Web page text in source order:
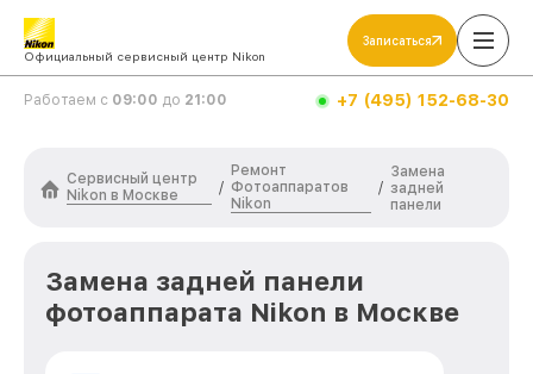
Официальный сервисный центр Nikon
Записаться
Работаем с 09:00 до 21:00 +7 (495) 152-68-30
Сервисный центр
Nikon в Москве
/
Ремонт
Фотоаппаратов
Nikon
/
Замена
задней
панели
Замена задней панели
фотоаппарата Nikon в Москве